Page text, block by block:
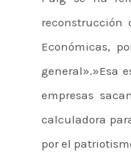
Económicas,
general».»Esa
empresas
calculadora
por el